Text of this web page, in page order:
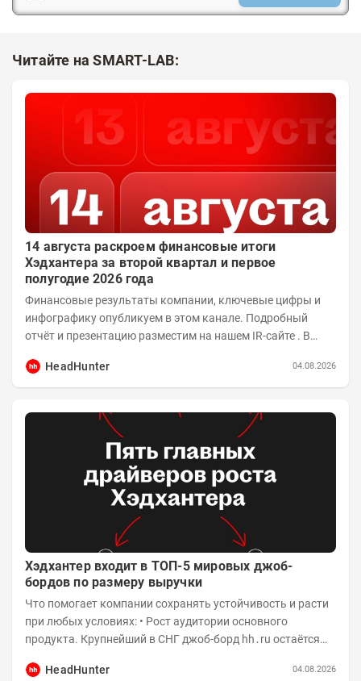
Читайте на SMART-LAB:
14 августа раскроем финансовые итоги
Хэдхантера за второй квартал и первое
полугодие 2026 года
Финансовые результаты компании, ключевые цифры и
инфографику опубликуем в этом канале. Подробный
отчёт и презентацию разместим на нашем IR-сайте . В
HeadHunter
04.08.2026
Хэдхантер входит в ТОП-5 мировых джоб-
бордов по размеру выручки
Что помогает компании сохранять устойчивость и расти
при любых условиях: • Рост аудитории основного
продукта. Крупнейший в СНГ джоб-борд hh․ru остаётся
HeadHunter
04.08.2026